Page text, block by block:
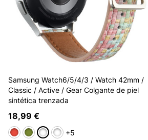
Samsung Watch6/5/4/3 / Watch 42mm /
Classic / Active / Gear Colgante de piel
sintética trenzada
18,99 €
RojoCaquiRose Clair
Vert Clair
+5